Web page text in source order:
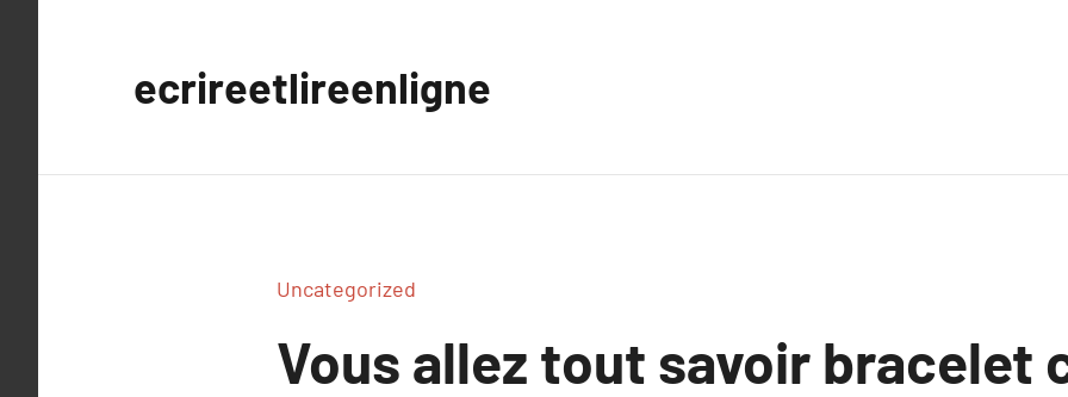
ecrireetlireenligne
Uncategorized
Vous allez tout savoir bracelet